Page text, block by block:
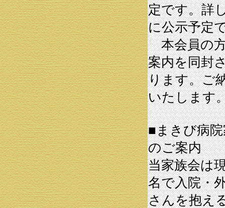
定です。詳
に公示予定
本会員の方
案内を同封
ります。ご
いたします
■まきび病
のご案内
当家族会は
名で入院・
さんを抱え